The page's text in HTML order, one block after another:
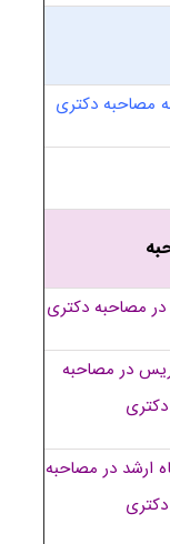
مصاحبه دکتری
در مصاحبه دکتری
در مصاحبه
دکتری
ارشد در مصاحبه
دکتری